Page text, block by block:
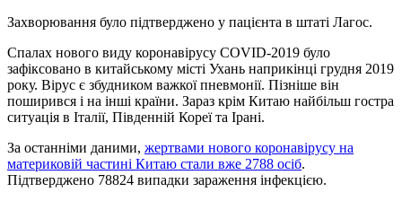
Захворювання було підтверджено у пацієнта в штаті Лагос.
Спалах нового виду коронавірусу COVID-2019 було
зафіксовано в китайському місті Ухань наприкінці грудня 2019
року. Вірус є збудником важкої пневмонії. Пізніше він
поширився і на інші країни. Зараз крім Китаю найбільш гостра
ситуація в Італії, Південній Кореї та Ірані.
За останніми даними, жертвами нового коронавірусу на
материковій частині Китаю стали вже 2788 осіб.
Підтверджено 78824 випадки зараження інфекцією.